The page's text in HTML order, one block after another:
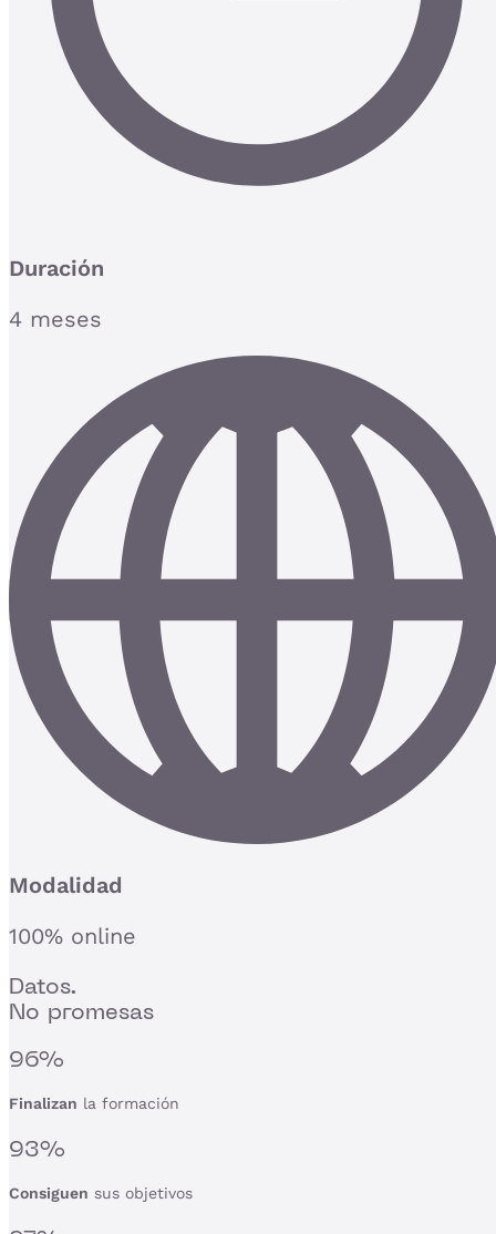
Duración
4 meses
Modalidad
100% online
Datos.
No promesas
96%
Finalizan la formación
93%
Consiguen sus objetivos